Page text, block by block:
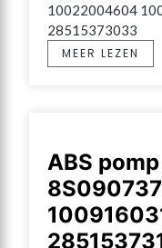
10022004604
28515373033
MEER LEZEN
ABS